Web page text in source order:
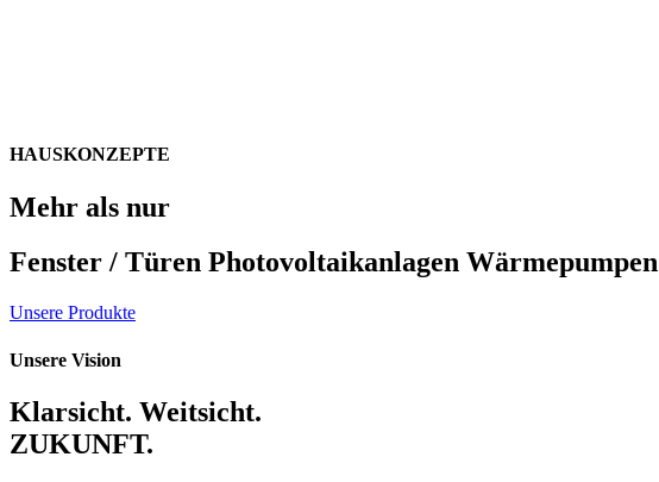
HAUSKONZEPTE
Mehr als nur
Fenster / Türen Photovoltaikanlagen Wärmepumpen
Unsere Produkte
Unsere Vision
Klarsicht. Weitsicht.
ZUKUNFT.